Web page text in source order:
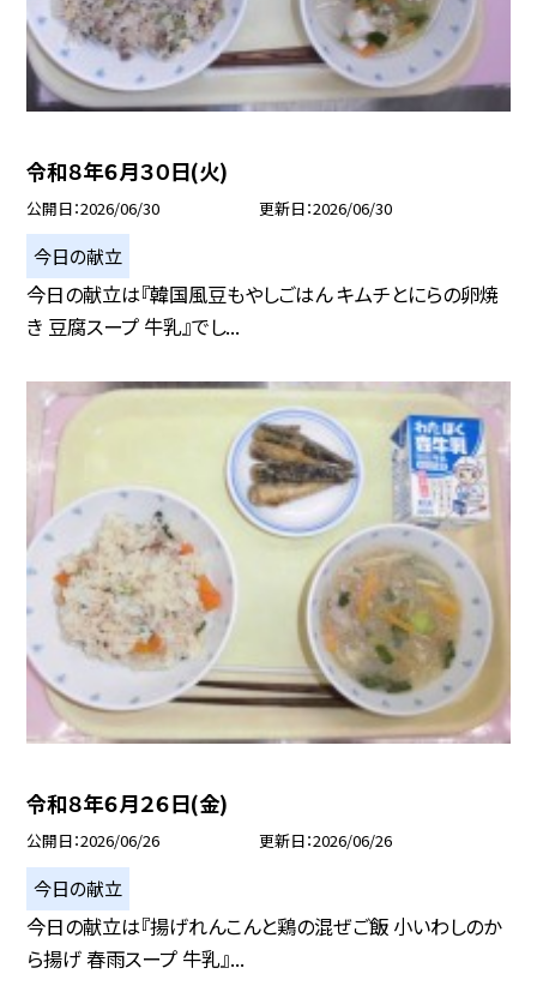
令和８年６月３０日(火)
公開日 2026/06/30 更新日 2026/06/30
今日の献立
今日の献立は『韓国風豆もやしごはん キムチとにらの卵焼
き 豆腐スープ 牛乳』でし...
令和８年６月２６日(金)
公開日 2026/06/26 更新日 2026/06/26
今日の献立
今日の献立は『揚げれんこんと鶏の混ぜご飯 小いわしのか
ら揚げ 春雨スープ 牛乳』...